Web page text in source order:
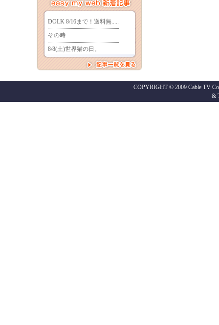
COPYRIGHT © 2009 Cable TV
&